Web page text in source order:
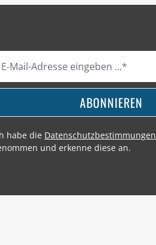
ABONNIEREN
habe die Datenschutzbestimmungen
und erkenne diese an.